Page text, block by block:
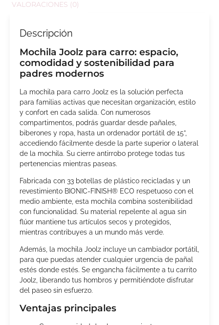
VALORACIONES (0)
Descripción
Mochila Joolz para carro: espacio,
comodidad y sostenibilidad para
padres modernos
La mochila para carro Joolz es la solución perfecta
para familias activas que necesitan organización, estilo
y confort en cada salida. Con numerosos
compartimentos, podrás guardar desde pañales,
biberones y ropa, hasta un ordenador portátil de 15”,
accediendo fácilmente desde la parte superior o lateral
de la mochila. Su cierre antirrobo protege todas tus
pertenencias mientras paseas.
Fabricada con 33 botellas de plástico recicladas y un
revestimiento BIONIC-FINISH® ECO respetuoso con el
medio ambiente, esta mochila combina sostenibilidad
con funcionalidad. Su material repelente al agua sin
flúor mantiene tus artículos secos y protegidos,
mientras contribuyes a un mundo más verde.
Además, la mochila Joolz incluye un cambiador portátil,
para que puedas atender cualquier urgencia de pañal
estés donde estés. Se engancha fácilmente a tu carrito
Joolz, liberando tus hombros y permitiéndote disfrutar
del paseo sin esfuerzo.
Ventajas principales